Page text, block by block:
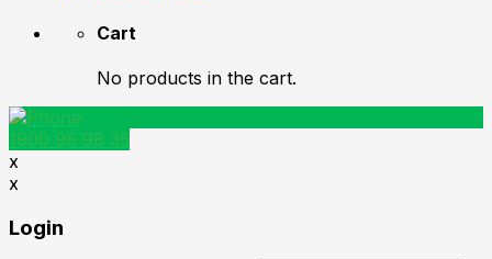
Cart
No products in the cart.
1900 98 98 35
x
x
Login